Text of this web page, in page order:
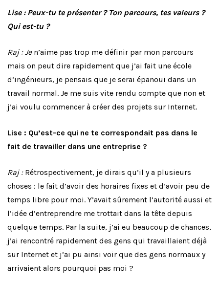
Lise : Peux-tu te présenter ? Ton parcours, tes valeurs ?
Qui est-tu ?
Raj : Jen’aime pas trop me définir par mon parcours
mais on peut dire rapidement que j’ai fait une école
d’ingénieurs, je pensais que je serai épanoui dans un
travail normal. Je me suis vite rendu compte que non et
j’ai voulu commencer à créer des projets sur Internet.
Lise : Qu’est-ce qui ne te correspondait pas dans le
fait de travailler dans une entreprise ?
Raj : Rétrospectivement, je dirais qu’il y a plusieurs
choses : le fait d’avoir des horaires fixes et d’avoir peu de
temps libre pour moi. Y’avait sûrement l’autorité aussi et
l’idée d’entreprendre me trottait dans la tête depuis
quelque temps. Par la suite, j’ai eu beaucoup de chances,
j’ai rencontré rapidement des gens qui travaillaient déjà
sur Internet et j’ai pu ainsi voir que des gens normaux y
arrivaient alors pourquoi pas moi ?